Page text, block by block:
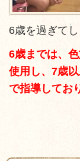
6歳を過ぎて
6歳までは、
使用し、7歳
で指導してお